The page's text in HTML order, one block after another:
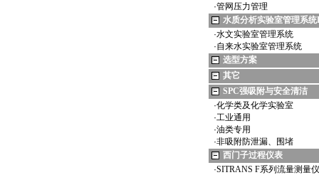
·管网压力管理
水质分析实验室管理系
·水文实验室管理系统
·自来水实验室管理系统
选型方案
其它
SPC强吸附与安全清洁
·化学类及化学实验室
·工业通用
·油类专用
·非吸附防泄漏、围堵
西门子过程仪表
·SITRANS F系列流量测量